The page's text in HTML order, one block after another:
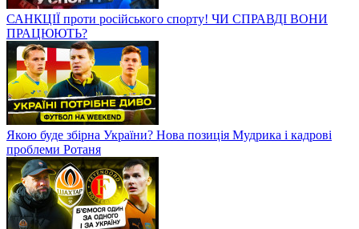
САНКЦІЇ проти російського спорту! ЧИ СПРАВДІ ВОНИ
ПРАЦЮЮТЬ?
Якою буде збірна України? Нова позиція Мудрика і кадрові
проблеми Ротаня